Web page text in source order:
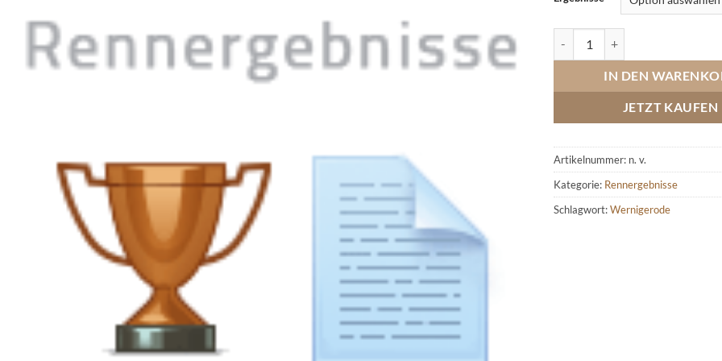
IN DEN
JETZT KAUFEN
Artikelnummer: n. v.
Kategorie: Rennergebnisse
Schlagwort:Wernigerode